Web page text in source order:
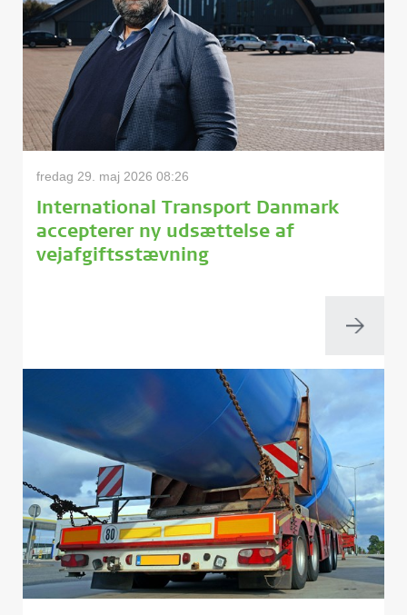
fredag 29. maj 2026 08:26
International Transport Danmark
accepterer ny udsættelse af
vejafgiftsstævning